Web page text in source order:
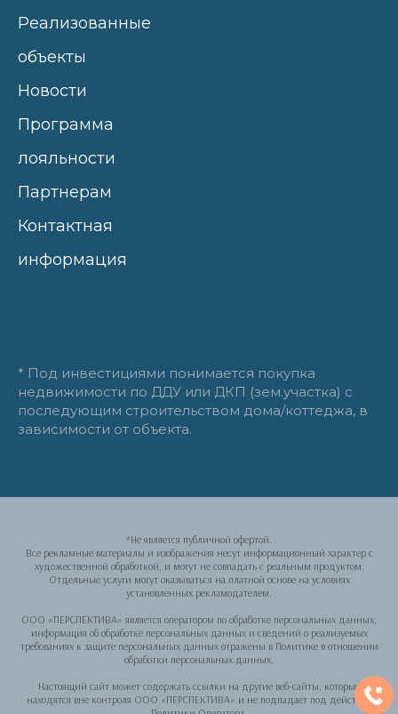
Реализованные
объекты
Новости
Программа
лояльности
Партнерам
Контактная
информация
* Под инвестициями понимается покупка
недвижимости по ДДУ или ДКП (зем.участка) с
последующим строительством дома/коттеджа, в
зависимости от объекта.
*Не является публичной офертой.
Все рекламные материалы и изображения несут информационный характер с
художественной обработкой, и могут не совпадать с реальным продуктом.
Отдельные услуги могут оказываться на платной основе на условиях
установленных рекламодателем.
ООО «ПЕРСПЕКТИВА» является оператором по обработке персональных данных,
информация об обработке персональных данных и сведений о реализуемых
требованиях к защите персональных данных отражены в Политике в отношении
обработки персональных данных.
Настоящий сайт может содержать ссылки на другие веб-сайты, которые
находятся вне контроля ООО «ПЕРСПЕКТИВА» и не подпадает под действие